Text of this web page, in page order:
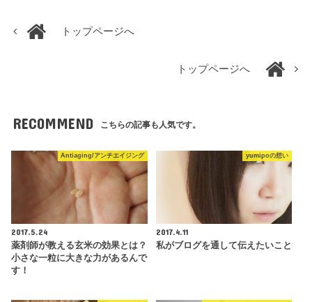
トップページへ
トップページへ
RECOMMEND こちらの記事も人気です。
Antiaging/アンチエイジング
2017.5.24
薬剤師が教える玄米の効果とは？
小さな一粒に大きな力があるんで
す！
yumipoの想い
2017.4.11
私がブログを通して伝えたいこと